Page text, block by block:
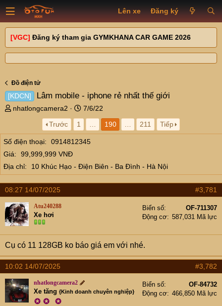
Lên xe Đăng ký
[VGC] Đăng ký tham gia GYMKHANA CAR GAME 2026
Đồ điện tử
[KDCN] Lâm mobile - iphone rẻ nhất thế giới
T
e
a
d
s
t
a
r
t
e
r
nhatlongcamera2
N
g
y
g
i
7/6/22
Trước
1 190 211 Tiếp
Số điện thoại
0914812345
Giá
99,999,999 VNĐ
Địa chỉ
10 Khúc Hạo - Điện Biên - Ba Đình - Hà Nội
08:27 14/07/2025 #3,781
Atu240288
Xe hơi
Biển số
OF-711307
Động cơ
587,031 Mã lực
Cụ có 11 128GB ko báo giá em với nhé.
10:02 14/07/2025 #3,782
nhatlongcamera2
Xe tăng {Kinh doanh chuyên nghiệp}
✪ ✪ ✪
Biển số
OF-84732
Động cơ
466,850 Mã lực